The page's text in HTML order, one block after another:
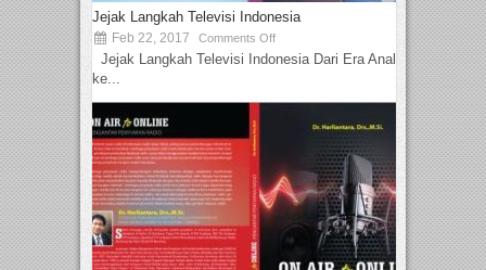
Jejak Langkah Televisi Indonesia
Feb 22, 2017 Comments Off
Jejak Langkah Televisi Indonesia Dari Era Analog
ke...